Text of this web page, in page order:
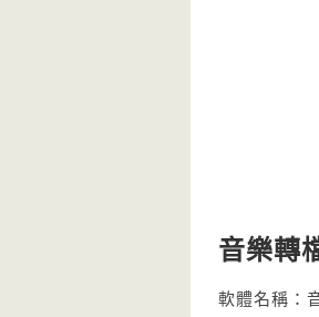
音樂轉
軟體名稱：